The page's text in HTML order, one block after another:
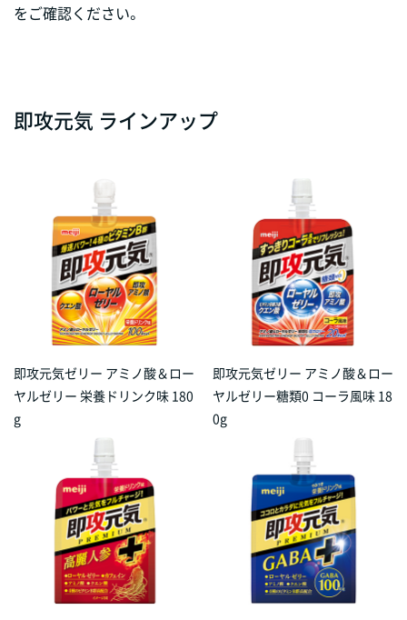
をご確認ください。
即攻元気 ラインアップ
即攻元気ゼリー アミノ酸＆ロー
ヤルゼリー 栄養ドリンク味 180
g
即攻元気ゼリー アミノ酸＆ロー
ヤルゼリー糖類0 コーラ風味 18
0g